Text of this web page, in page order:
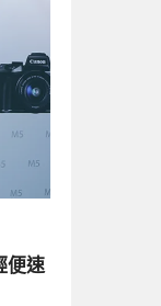
便速